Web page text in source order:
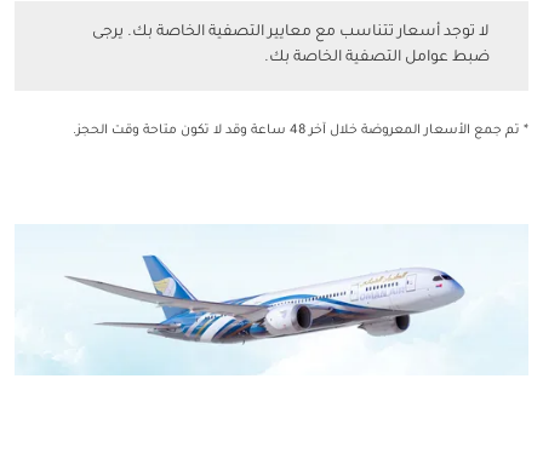
لا توجد أسعار تتناسب مع معايير التصفية الخاصة بك. يرجى
ضبط عوامل التصفية الخاصة بك.
* تم جمع الأسعار المعروضة خلال آخر 48 ساعة وقد لا تكون متاحة وقت الحجز.